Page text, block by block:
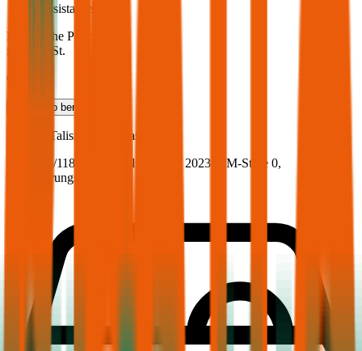
Assistance
Monatliche Prämie
inkl. mVSt.
€ 101,64
Teilkasko berechnen
Talisman, Vollkasko
160.4 PS/118 KW, diesel, Baujahr 2023,
BM-Stufe 0,
Versicherungsnehmer 30 Jahre